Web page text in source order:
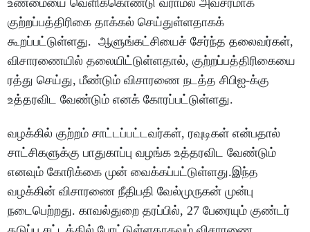
உண்மையை வெளிக்கொண்டு வராமல் அவசரமாக
குற்றப்பத்திரிகை தாக்கல் செய்துள்ளதாகக்
கூறப்பட்டுள்ளது. ஆளுங்கட்சியைச் சேர்ந்த தலைவர்கள்,
விசாரணையில் தலையிட்டுள்ளதால், குற்றப்பத்திரிகையை
ரத்து செய்து, மீண்டும் விசாரணை நடத்த சிபிஐ-க்கு
உத்தரவிட வேண்டும் எனக் கோரப்பட்டுள்ளது.
வழக்கில் குற்றம் சாட்டப்பட்டவர்கள், ரவுடிகள் என்பதால்
சாட்சிகளுக்கு பாதுகாப்பு வழங்க உத்தரவிட வேண்டும்
எனவும் கோரிக்கை முன் வைக்கப்பட்டுள்ளது.இந்த
வழக்கின் விசாரணை நீதிபதி வேல்முருகன் முன்பு
நடைபெற்றது. காவல்துறை தரப்பில், 27 பேரையும் குண்டர்